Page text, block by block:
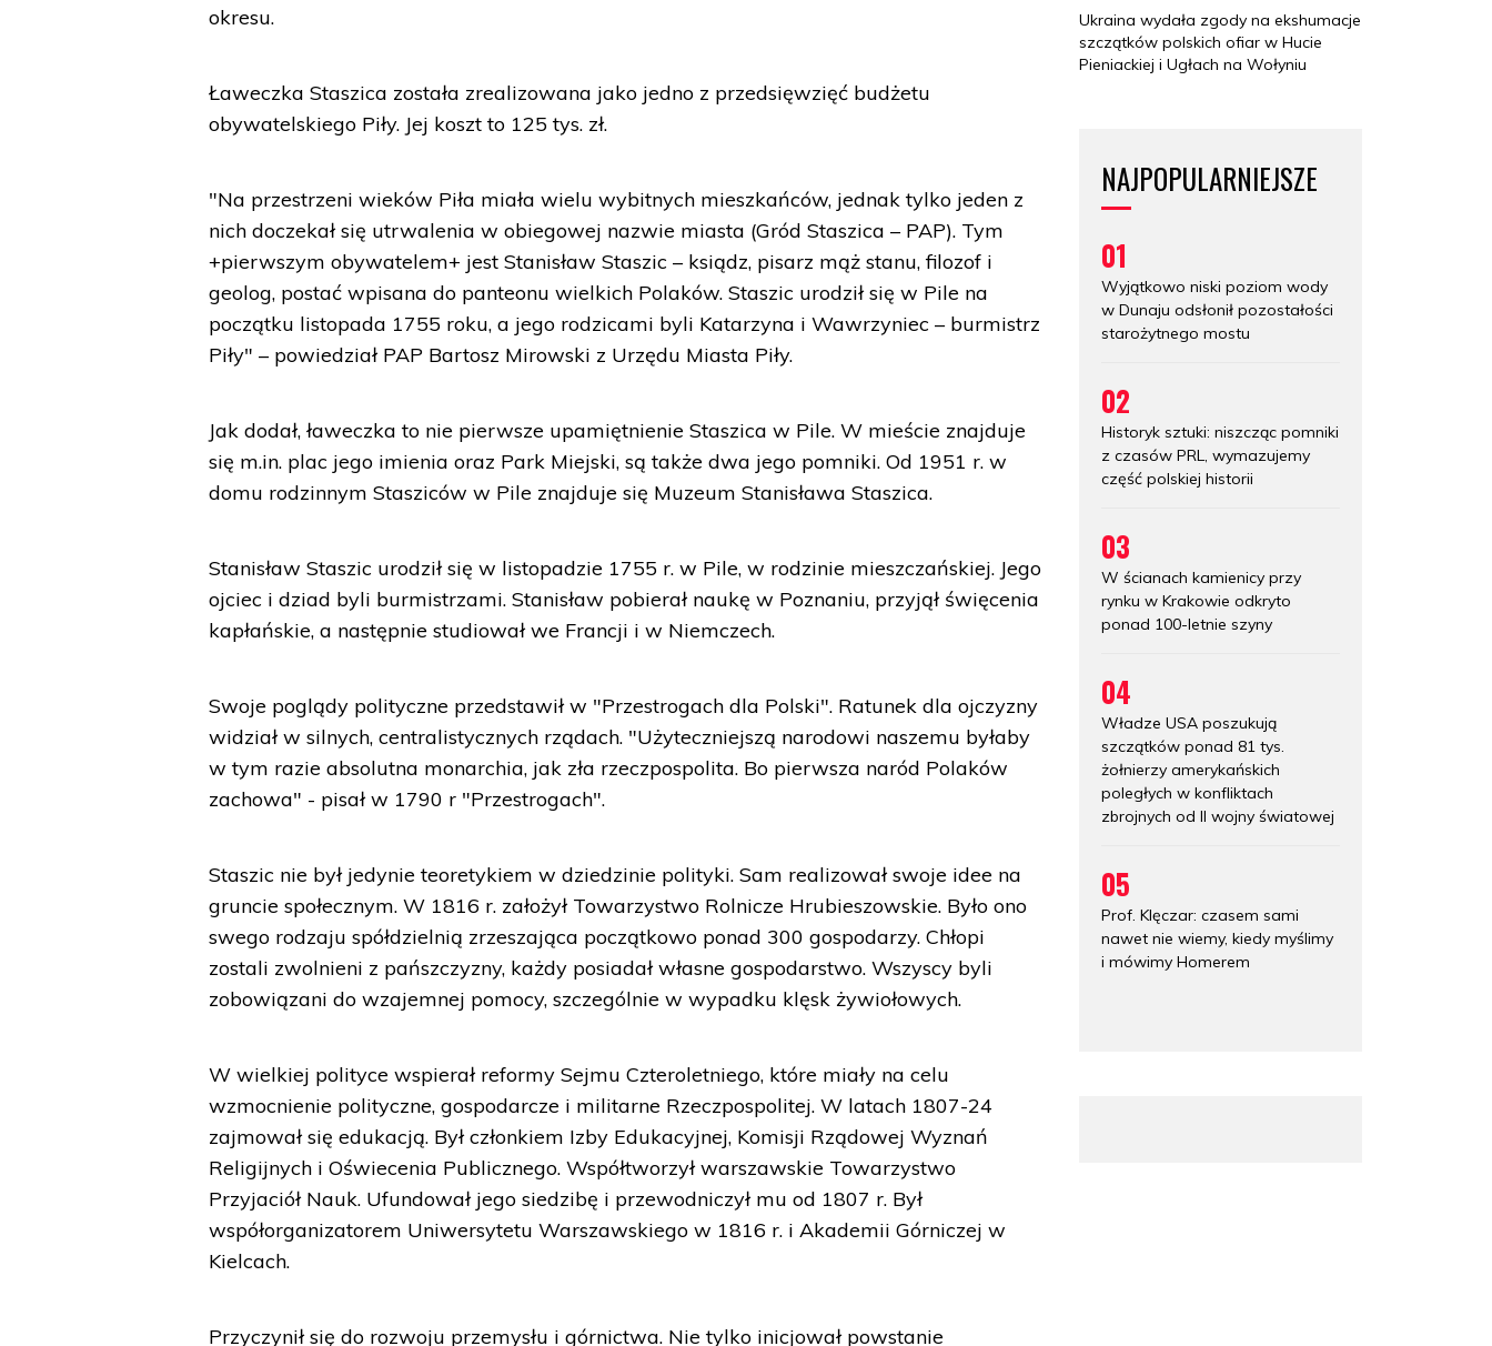
okresu.
Ławeczka Staszica została zrealizowana jako jedno z przedsięwzięć budżetu
obywatelskiego Piły. Jej koszt to 125 tys. zł.
"Na przestrzeni wieków Piła miała wielu wybitnych mieszkańców, jednak tylko jeden z
nich doczekał się utrwalenia w obiegowej nazwie miasta (Gród Staszica – PAP). Tym
+pierwszym obywatelem+ jest Stanisław Staszic – ksiądz, pisarz mąż stanu, filozof i
geolog, postać wpisana do panteonu wielkich Polaków. Staszic urodził się w Pile na
początku listopada 1755 roku, a jego rodzicami byli Katarzyna i Wawrzyniec – burmistrz
Piły" – powiedział PAP Bartosz Mirowski z Urzędu Miasta Piły.
Jak dodał, ławeczka to nie pierwsze upamiętnienie Staszica w Pile. W mieście znajduje
się m.in. plac jego imienia oraz Park Miejski, są także dwa jego pomniki. Od 1951 r. w
domu rodzinnym Stasziców w Pile znajduje się Muzeum Stanisława Staszica.
Stanisław Staszic urodził się w listopadzie 1755 r. w Pile, w rodzinie mieszczańskiej. Jego
ojciec i dziad byli burmistrzami. Stanisław pobierał naukę w Poznaniu, przyjął święcenia
kapłańskie, a następnie studiował we Francji i w Niemczech.
Swoje poglądy polityczne przedstawił w "Przestrogach dla Polski". Ratunek dla ojczyzny
widział w silnych, centralistycznych rządach. "Użyteczniejszą narodowi naszemu byłaby
w tym razie absolutna monarchia, jak zła rzeczpospolita. Bo pierwsza naród Polaków
zachowa" - pisał w 1790 r "Przestrogach".
Staszic nie był jedynie teoretykiem w dziedzinie polityki. Sam realizował swoje idee na
gruncie społecznym. W 1816 r. założył Towarzystwo Rolnicze Hrubieszowskie. Było ono
swego rodzaju spółdzielnią zrzeszająca początkowo ponad 300 gospodarzy. Chłopi
zostali zwolnieni z pańszczyzny, każdy posiadał własne gospodarstwo. Wszyscy byli
zobowiązani do wzajemnej pomocy, szczególnie w wypadku klęsk żywiołowych.
W wielkiej polityce wspierał reformy Sejmu Czteroletniego, które miały na celu
wzmocnienie polityczne, gospodarcze i militarne Rzeczpospolitej. W latach 1807-24
zajmował się edukacją. Był członkiem Izby Edukacyjnej, Komisji Rządowej Wyznań
Religijnych i Oświecenia Publicznego. Współtworzył warszawskie Towarzystwo
Przyjaciół Nauk. Ufundował jego siedzibę i przewodniczył mu od 1807 r. Był
współorganizatorem Uniwersytetu Warszawskiego w 1816 r. i Akademii Górniczej w
Kielcach.
Przyczynił się do rozwoju przemysłu i górnictwa. Nie tylko inicjował powstanie
Ukraina wydała zgody na ekshumacje
szczątków polskich ofiar w Hucie
Pieniackiej i Ugłach na Wołyniu
NAJPOPULARNIEJSZE
01
Wyjątkowo niski poziom wody
w Dunaju odsłonił pozostałości
starożytnego mostu
02
Historyk sztuki: niszcząc pomniki
z czasów PRL, wymazujemy
część polskiej historii
03
W ścianach kamienicy przy
rynku w Krakowie odkryto
ponad 100-letnie szyny
04
Władze USA poszukują
szczątków ponad 81 tys.
żołnierzy amerykańskich
poległych w konfliktach
zbrojnych od II wojny światowej
05
Prof. Klęczar: czasem sami
nawet nie wiemy, kiedy myślimy
i mówimy Homerem